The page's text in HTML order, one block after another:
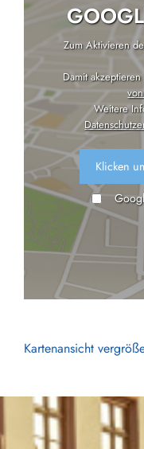
Zum Aktivieren
Damit
Weitere
Klicken
Kartenansicht